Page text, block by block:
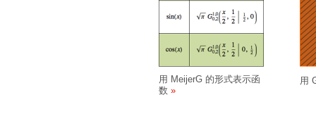
用 MeijerG 的形式表示函
数
用